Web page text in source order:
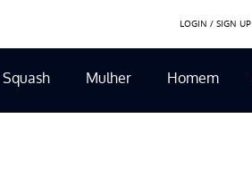
LOGIN / SIGN UP
Squash Mulher Homem